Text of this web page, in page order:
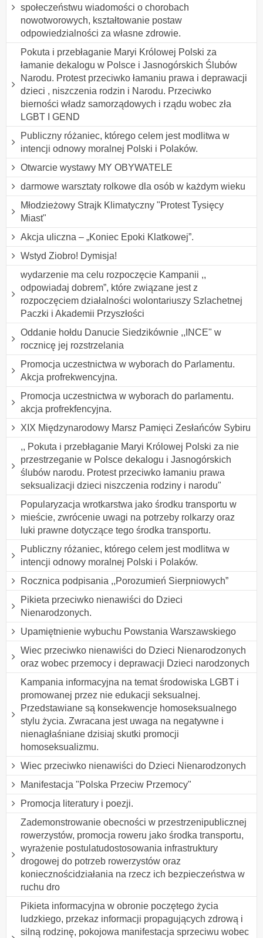
społeczeństwu wiadomości o chorobach
nowotworowych, kształtowanie postaw
odpowiedzialności za własne zdrowie.
Pokuta i przebłaganie Maryi Królowej Polski za
łamanie dekalogu w Polsce i Jasnogórskich Ślubów
Narodu. Protest przeciwko łamaniu prawa i deprawacji
dzieci , niszczenia rodzin i Narodu. Przeciwko
bierności władz samorządowych i rządu wobec zła
LGBT I GEND
Publiczny różaniec, którego celem jest modlitwa w
intencji odnowy moralnej Polski i Polaków.
Otwarcie wystawy MY OBYWATELE
darmowe warsztaty rolkowe dla osób w każdym wieku
Młodzieżowy Strajk Klimatyczny "Protest Tysięcy
Miast"
Akcja uliczna – „Koniec Epoki Klatkowej”.
Wstyd Ziobro! Dymisja!
wydarzenie ma celu rozpoczęcie Kampanii ,,
odpowiadaj dobrem”, które związane jest z
rozpoczęciem działalności wolontariuszy Szlachetnej
Paczki i Akademii Przyszłości
Oddanie hołdu Danucie Siedzikównie ,,INCE" w
rocznicę jej rozstrzelania
Promocja uczestnictwa w wyborach do Parlamentu.
Akcja profrekwencyjna.
Promocja uczestnictwa w wyborach do parlamentu.
akcja profrekfencyjna.
XIX Międzynarodowy Marsz Pamięci Zesłańców Sybiru
,, Pokuta i przebłaganie Maryi Królowej Polski za nie
przestrzeganie w Polsce dekalogu i Jasnogórskich
ślubów narodu. Protest przeciwko łamaniu prawa
seksualizacji dzieci niszczenia rodziny i narodu"
Popularyzacja wrotkarstwa jako środku transportu w
mieście, zwrócenie uwagi na potrzeby rolkarzy oraz
luki prawne dotyczące tego środka transportu.
Publiczny różaniec, którego celem jest modlitwa w
intencji odnowy moralnej Polski i Polaków.
Rocznica podpisania ,,Porozumień Sierpniowych”
Pikieta przeciwko nienawiści do Dzieci
Nienarodzonych.
Upamiętnienie wybuchu Powstania Warszawskiego
Wiec przeciwko nienawiści do Dzieci Nienarodzonych
oraz wobec przemocy i deprawacji Dzieci narodzonych
Kampania informacyjna na temat środowiska LGBT i
promowanej przez nie edukacji seksualnej.
Przedstawiane są konsekwencje homoseksualnego
stylu życia. Zwracana jest uwaga na negatywne i
nienagłaśniane dzisiaj skutki promocji
homoseksualizmu.
Wiec przeciwko nienawiści do Dzieci Nienarodzonych
Manifestacja "Polska Przeciw Przemocy"
Promocja literatury i poezji.
Zademonstrowanie obecności w przestrzenipublicznej
rowerzystów, promocja roweru jako środka transportu,
wyrażenie postulatudostosowania infrastruktury
drogowej do potrzeb rowerzystów oraz
koniecznościdziałania na rzecz ich bezpieczeństwa w
ruchu dro
Pikieta informacyjna w obronie poczętego życia
ludzkiego, przekaz informacji propagujących zdrową i
silną rodzinę, pokojowa manifestacja sprzeciwu wobec